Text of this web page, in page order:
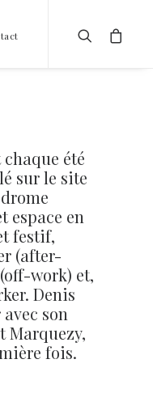
été
sur le site
espace en
festif,
(after-
work) et,
Denis
son
Marquezy,
fois.